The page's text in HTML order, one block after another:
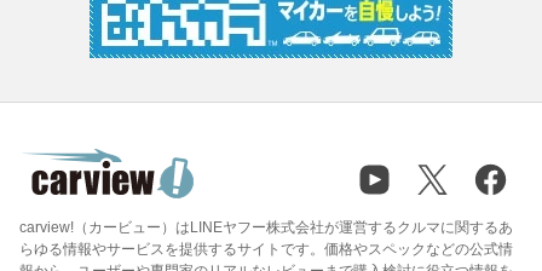
carview!（カービュー）はLINEヤフー株式会社が運営するクルマに関するあ
らゆる情報やサービスを提供するサイトです。価格やスペックなどの公式情